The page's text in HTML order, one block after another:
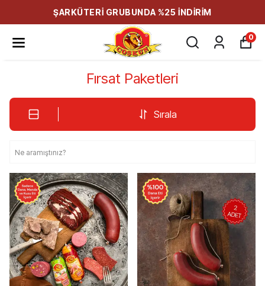
ŞARKÜTERİ GRUBUNDA %25 İNDİRİM
0
Fırsat Paketleri
Sırala